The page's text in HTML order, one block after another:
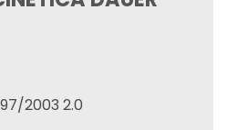
2003 2.0